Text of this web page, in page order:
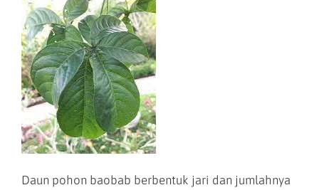
Daun pohon baobab berbentuk jari dan jumlahnya